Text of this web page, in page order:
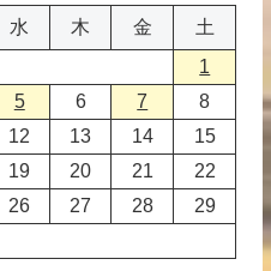
水 木 金
土
1
5 6 7
8
12 13 14
15
19 20 21
22
26 27 28
29